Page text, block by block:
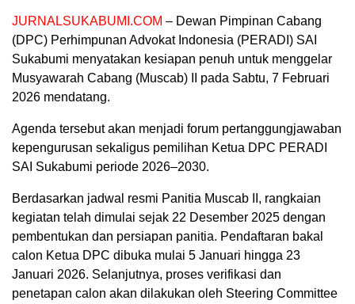
JURNALSUKABUMI.COM – Dewan Pimpinan Cabang
(DPC) Perhimpunan Advokat Indonesia (PERADI) SAI
Sukabumi menyatakan kesiapan penuh untuk menggelar
Musyawarah Cabang (Muscab) II pada Sabtu, 7 Februari
2026 mendatang.
Agenda tersebut akan menjadi forum pertanggungjawaban
kepengurusan sekaligus pemilihan Ketua DPC PERADI
SAI Sukabumi periode 2026–2030.
Berdasarkan jadwal resmi Panitia Muscab II, rangkaian
kegiatan telah dimulai sejak 22 Desember 2025 dengan
pembentukan dan persiapan panitia. Pendaftaran bakal
calon Ketua DPC dibuka mulai 5 Januari hingga 23
Januari 2026. Selanjutnya, proses verifikasi dan
penetapan calon akan dilakukan oleh Steering Committee